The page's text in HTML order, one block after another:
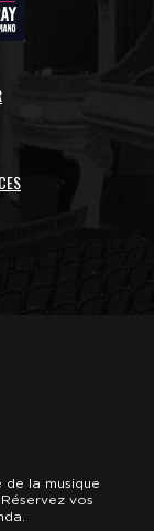
de la musique
vos